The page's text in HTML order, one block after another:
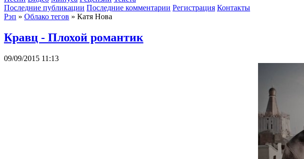
Последние публикации Последние комментарии Регистрация Контакты
Рэп » Облако тегов » Катя Нова
Кравц - Плохой романтик
09/09/2015 11:13